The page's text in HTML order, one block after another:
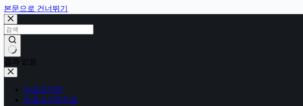
본문으로 건너뛰기
결과 없음
상조내구제
상조내구제자료